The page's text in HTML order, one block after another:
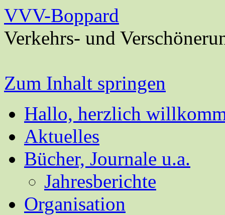
VVV-Boppard
Verkehrs- und
Zum Inhalt springen
Hallo, herzlich
Aktuelles
Bücher, Journale u.a.
Jahresberichte
Organisation